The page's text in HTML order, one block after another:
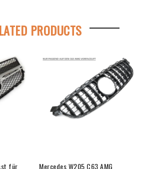
PRODUCTS
für
Mercedes W205 C63 AMG